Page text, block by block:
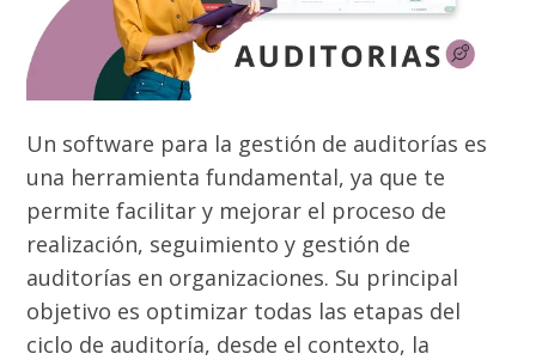
Un software para la gestión de auditorías es
una herramienta fundamental, ya que te
permite facilitar y mejorar el proceso de
realización, seguimiento y gestión de
auditorías en organizaciones. Su principal
objetivo es optimizar todas las etapas del
ciclo de auditoría, desde el contexto, la